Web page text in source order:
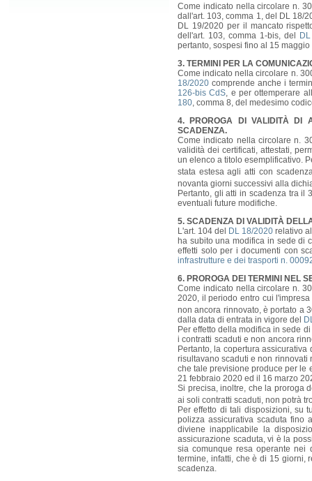
Come indicato nella circolare n.
dall'art. 103, comma 1, del DL 18/
DL 19/2020 per il mancato
dell'art. 103, comma 1-bis, del
pertanto, sospesi fino al 15 maggio
3. TERMINI PER LA
Come indicato nella circolare n.
18/2020 comprende anche i
126-bis CdS, e per ottemperare
180, comma 8, del medesimo
4. PROROGA DI VALIDITÀ DI
SCADENZA.
Come indicato nella circolare n.
validità dei certificati, attestati,
un elenco a titolo esemplificativo.
stata estesa agli atti con
novanta giorni successivi alla
Pertanto, gli atti in scadenza tra
eventuali future modifiche.
5. SCADENZA DI VALIDITÀ
L'art. 104 del
DL 18/2020 relativo
ha subito una modifica in sede di
effetti solo per i documenti con
infrastrutture e dei trasporti n.
6. PROROGA DEI TERMINI NEL
Come indicato nella circolare n.
2020, il periodo entro cui
non ancora rinnovato, è portato a
dalla data di entrata in vigore del
Per effetto della modifica in sede
i contratti scaduti e non ancora
Pertanto, la copertura
risultavano scaduti e non rinnovati
che tale previsione produce per le
21 febbraio 2020 ed il 16 marzo
Si precisa, inoltre, che la proroga
ai soli contratti scaduti, non potrà
Per effetto di tali disposizioni, su
polizza assicurativa scaduta fino
diviene inapplicabile la
assicurazione scaduta, vi è la
sia comunque resa operante nei
termine, infatti, che è di 15 giorni,
scadenza.